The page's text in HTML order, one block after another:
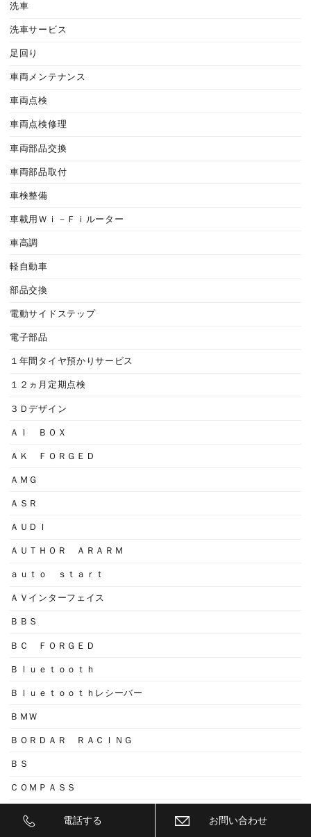
洗車
洗車サービス
足回り
車両メンテナンス
車両点検
車両点検修理
車両部品交換
車両部品取付
車検整備
車載用Ｗｉ－Ｆｉルーター
車高調
軽自動車
部品交換
電動サイドステップ
電子部品
１年間タイヤ預かりサービス
１２ヵ月定期点検
３Ｄデザイン
ＡＩ ＢＯＸ
ＡＫ ＦＯＲＧＥＤ
ＡＭＧ
ＡＳＲ
ＡＵＤＩ
ＡＵＴＨＯＲ ＡＲＡＲＭ
ａｕｔｏ ｓｔａｒｔ
ＡＶインターフェイス
ＢＢＳ
ＢＣ ＦＯＲＧＥＤ
Ｂｌｕｅｔｏｏｔｈ
Ｂｌｕｅｔｏｏｔｈレシーバー
ＢＭＷ
ＢＯＲＤＡＲ ＲＡＣＩＮＧ
ＢＳ
ＣＯＭＰＡＳＳ
電話する お問い合わせ